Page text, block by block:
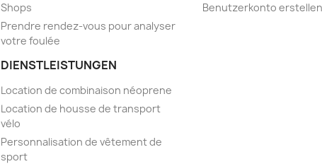
Shops
Prendre rendez-vous pour analyser
votre foulée
DIENSTLEISTUNGEN
Location de combinaison néoprene
Location de housse de transport
vélo
Personnalisation de vêtement de
sport
Benutzerkonto erstellen